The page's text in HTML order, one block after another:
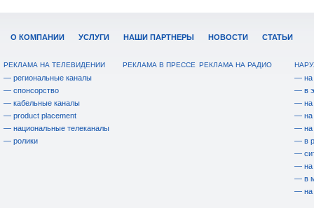
О КОМПАНИИ УСЛУГИ НАШИ ПАРТНЕРЫ НОВОСТИ СТАТЬИ
РЕКЛАМА НА ТЕЛЕВИДЕНИИ
— региональные каналы
— спонсорство
— кабельные каналы
— product placement
— национальные телеканалы
— ролики
РЕКЛАМА В ПРЕССЕ РЕКЛАМА НА РАДИО
— на
— в
— на
— на
— на
— в
—
— на
— в
— на